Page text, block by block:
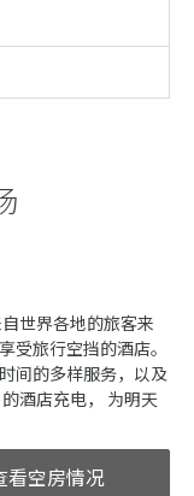
世界各地的旅客来
受旅行空挡的酒店。
间的多样服务，以及
酒店充电， 为明天
看空房情况